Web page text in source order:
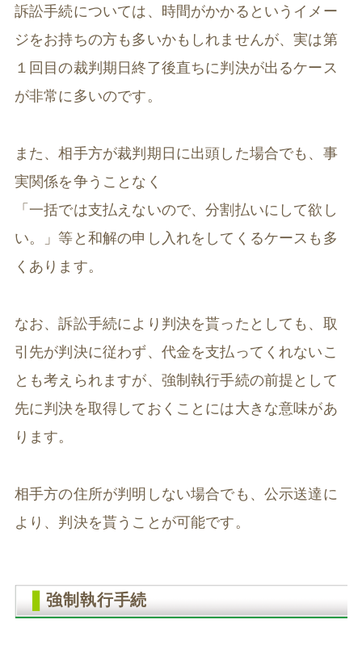
訴訟手続については、時間がかかるというイメー
ジをお持ちの方も多いかもしれませんが、実は第
１回目の裁判期日終了後直ちに判決が出るケース
が非常に多いのです。
また、相手方が裁判期日に出頭した場合でも、事
実関係を争うことなく
「一括では支払えないので、分割払いにして欲し
い。」等と和解の申し入れをしてくるケースも多
くあります。
なお、訴訟手続により判決を貰ったとしても、取
引先が判決に従わず、代金を支払ってくれないこ
とも考えられますが、強制執行手続の前提として
先に判決を取得しておくことには大きな意味があ
ります。
相手方の住所が判明しない場合でも、公示送達に
より、判決を貰うことが可能です。
強制執行手続